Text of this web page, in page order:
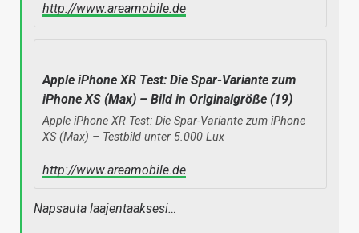
http://www.areamobile.de
Apple iPhone XR Test: Die Spar-Variante zum
iPhone XS (Max) – Bild in Originalgröße (19)
Apple iPhone XR Test: Die Spar-Variante zum iPhone
XS (Max) – Testbild unter 5.000 Lux
http://www.areamobile.de
Napsauta laajentaaksesi…